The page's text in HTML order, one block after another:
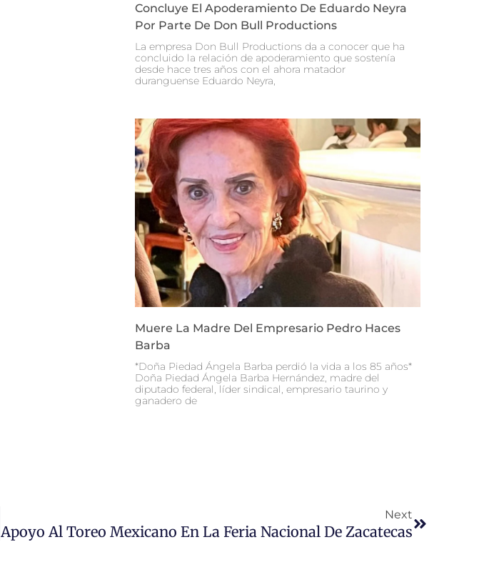
Concluye El Apoderamiento De Eduardo Neyra
Por Parte De Don Bull Productions
La empresa Don Bull Productions da a conocer que ha
concluido la relación de apoderamiento que sostenía
desde hace tres años con el ahora matador
duranguense Eduardo Neyra,
Muere La Madre Del Empresario Pedro Haces
Barba
*Doña Piedad Ángela Barba perdió la vida a los 85 años*
Doña Piedad Ángela Barba Hernández, madre del
diputado federal, líder sindical, empresario taurino y
ganadero de
Next
Apoyo Al Toreo Mexicano En La Feria Nacional De Zacatecas